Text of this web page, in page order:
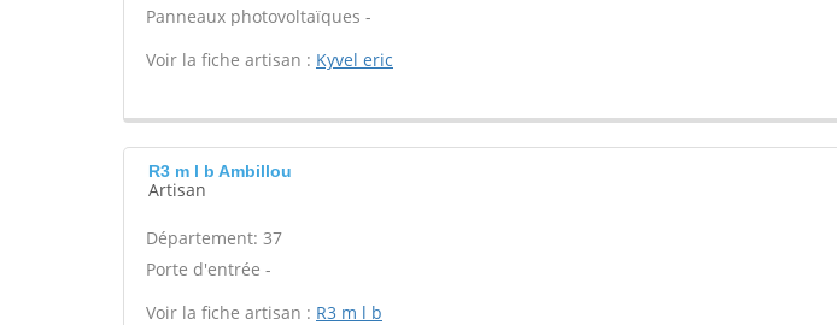
Panneaux photovoltaïques -
Voir la fiche artisan : Kyvel eric
R3 m l b Ambillou
Artisan
Département: 37
Porte d'entrée -
Voir la fiche artisan : R3 m l b